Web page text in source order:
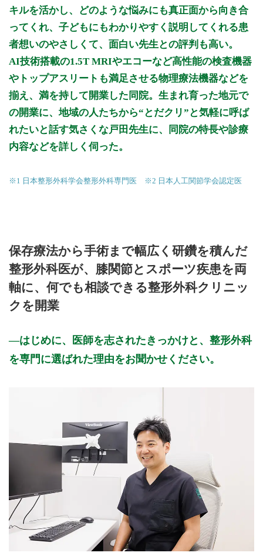
公式HPはこちら
初診受付
キルを活かし、どのような悩みにも真正面から向き合
ってくれ、子どもにもわかりやすく説明してくれる患
者想いのやさしくて、面白い先生との評判も高い。
AI技術搭載の1.5T MRIやエコーなど高性能の検査機器
やトップアスリートも満足させる物理療法機器などを
揃え、満を持して開業した同院。生まれ育った地元で
の開業に、地域の人たちから“とだクリ”と気軽に呼ば
れたいと話す気さくな戸田先生に、同院の特長や診療
内容などを詳しく伺った。
※1 日本整形外科学会整形外科専門医 ※2 日本人工関節学会認定医
保存療法から手術まで幅広く研鑽を積んだ
整形外科医が、膝関節とスポーツ疾患を両
軸に、何でも相談できる整形外科クリニッ
クを開業
はじめに、医師を志されたきっかけと、整形外科
を専門に選ばれた理由をお聞かせください。